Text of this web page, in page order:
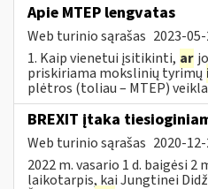
Apie MTEP lengvatas
Web turinio sąrašas 2023-
1. Kaip vienetui įsitikinti, ar
priskiriama mokslinių tyrimų
plėtros (toliau – MTEP)
BREXIT įtaka
Web turinio sąrašas 2020-
2022 m. vasario 1 d. baigėsi
laikotarpis, kai Jungtinei